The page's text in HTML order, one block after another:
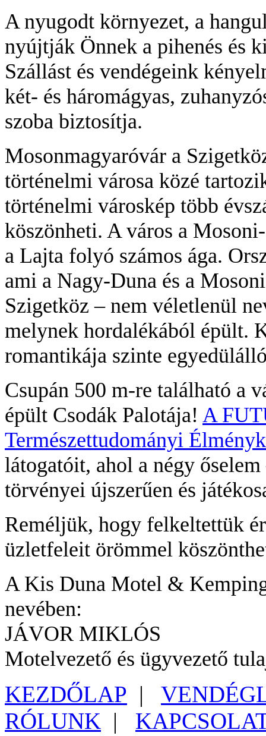
A nyugodt környezet, a
nyújtják Önnek a pihenés és
Szállást és vendégeink
két- és háromágyas,
szoba biztosítja.
Mosonmagyaróvár a
történelmi városa közé
történelmi városkép több
köszönheti. A város a
a Lajta folyó számos ága.
ami a Nagy-Duna és a
Szigetköz – nem véletlenül
melynek hordalékából épült.
romantikája szinte
Csupán 500 m-re található a
épült Csodák Palotája! A
Természettudományi
látogatóit, ahol a négy
törvényei újszerűen és
Reméljük, hogy felkeltettük
üzletfeleit örömmel
A Kis Duna Motel &
nevében:
JÁVOR MIKLÓS
Motelvezető és ügyvezető
KEZDŐLAP |
RÓLUNK |